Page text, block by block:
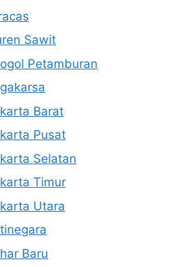
Sawit
Petamburan
Barat
Pusat
Selatan
Timur
Utara
Baru